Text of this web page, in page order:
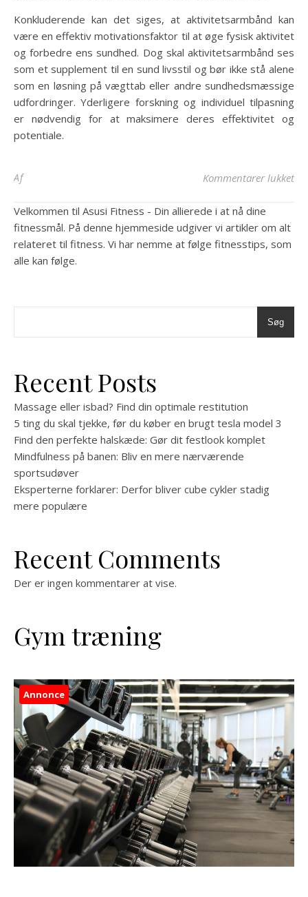
Konkluderende kan det siges, at aktivitetsarmbånd kan
være en effektiv motivationsfaktor til at øge fysisk aktivitet
og forbedre ens sundhed. Dog skal aktivitetsarmbånd ses
som et supplement til en sund livsstil og bør ikke stå alene
som en løsning på vægttab eller andre sundhedsmæssige
udfordringer. Yderligere forskning og individuel tilpasning
er nødvendig for at maksimere deres effektivitet og
potentiale.
Af Kommentarer lukkettil
Velkommen til Asusi Fitness - Din allierede i at nå dine
fitnessmål. På denne hjemmeside udgiver vi artikler om alt
relateret til fitness. Vi har nemme at følge fitnesstips, som
alle kan følge.
Søg
Recent Posts
Massage eller isbad? Find din optimale restitution
5 ting du skal tjekke, før du køber en brugt tesla model 3
Find den perfekte halskæde: Gør dit festlook komplet
Mindfulness på banen: Bliv en mere nærværende
sportsudøver
Eksperterne forklarer: Derfor bliver cube cykler stadig
mere populære
Recent Comments
Der er ingen kommentarer at vise.
Gym træning
Annonce